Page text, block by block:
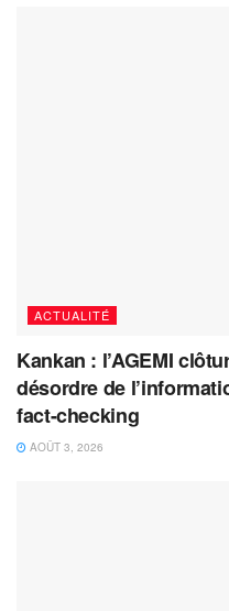
ACTUALITÉ
Kankan : l’AGEMI
désordre de
fact-checking
AOÛT 3, 2026